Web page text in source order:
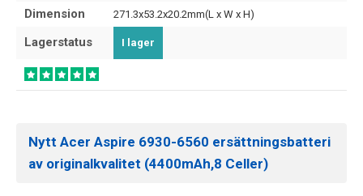
Dimension 271.3x53.2x20.2mm(L x W x H)
Lagerstatus I lager
Nytt Acer Aspire 6930-6560 ersättningsbatteri
av originalkvalitet (4400mAh,8 Celler)